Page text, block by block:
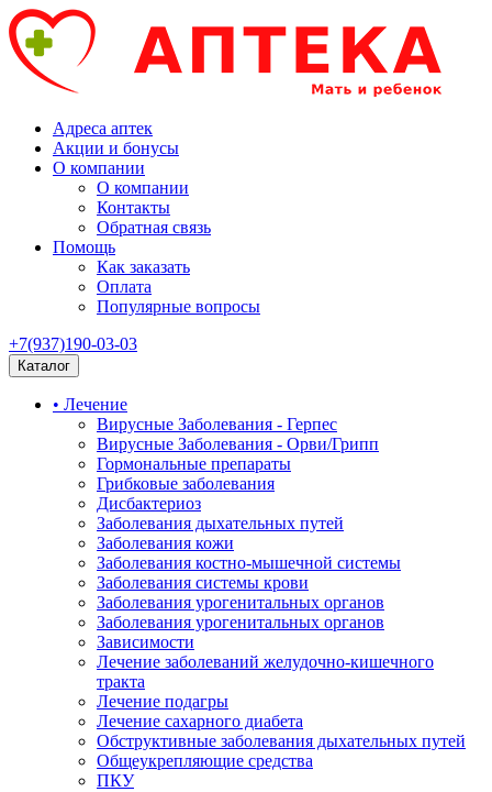
Адреса аптек
Акции и бонусы
О компании
О компании
Контакты
Обратная связь
Помощь
Как заказать
Оплата
Популярные вопросы
+7(937)190-03-03
Каталог
• Лечение
Вирусные Заболевания - Герпес
Вирусные Заболевания - Орви/Грипп
Гормональные препараты
Грибковые заболевания
Дисбактериоз
Заболевания дыхательных путей
Заболевания кожи
Заболевания костно-мышечной системы
Заболевания системы крови
Заболевания урогенитальных органов
Заболевания урогенитальных органов
Зависимости
Лечение заболеваний желудочно-кишечного
тракта
Лечение подагры
Лечение сахарного диабета
Обструктивные заболевания дыхательных путей
Общеукрепляющие средства
ПКУ